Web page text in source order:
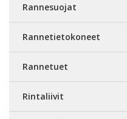
Rannesuojat
Rannetietokoneet
Rannetuet
Rintaliivit